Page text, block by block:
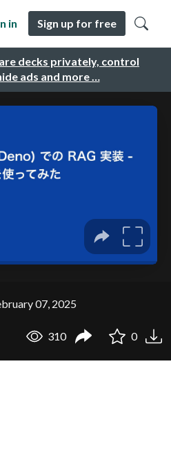
decks privately, control
ads and more …
in Sign up for free
07, 2025
310 0